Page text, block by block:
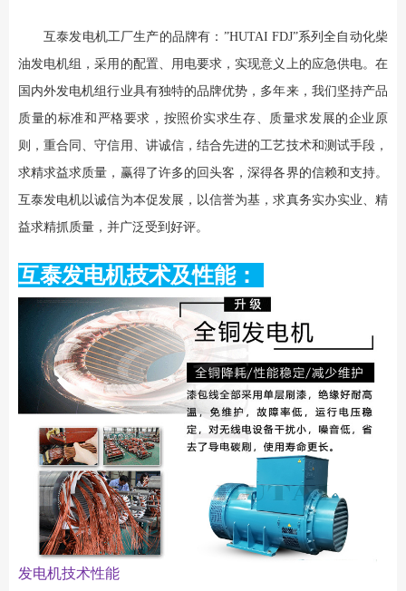
互泰发电机工厂生产的品牌有：”HUTAI FDJ”系列全自动化柴
油发电机组，采用的配置、用电要求，实现意义上的应急供电。在
国内外发电机组行业具有独特的品牌优势，多年来，我们坚持产品
质量的标准和严格要求，按照价实求生存、质量求发展的企业原
则，重合同、守信用、讲诚信，结合先进的工艺技术和测试手段，
求精求益求质量，赢得了许多的回头客，深得各界的信赖和支持。
互泰发电机以诚信为本促发展，以信誉为基，求真务实办实业、精
益求精抓质量，并广泛受到好评。
互泰发电机技术及性能：
发电机技术性能